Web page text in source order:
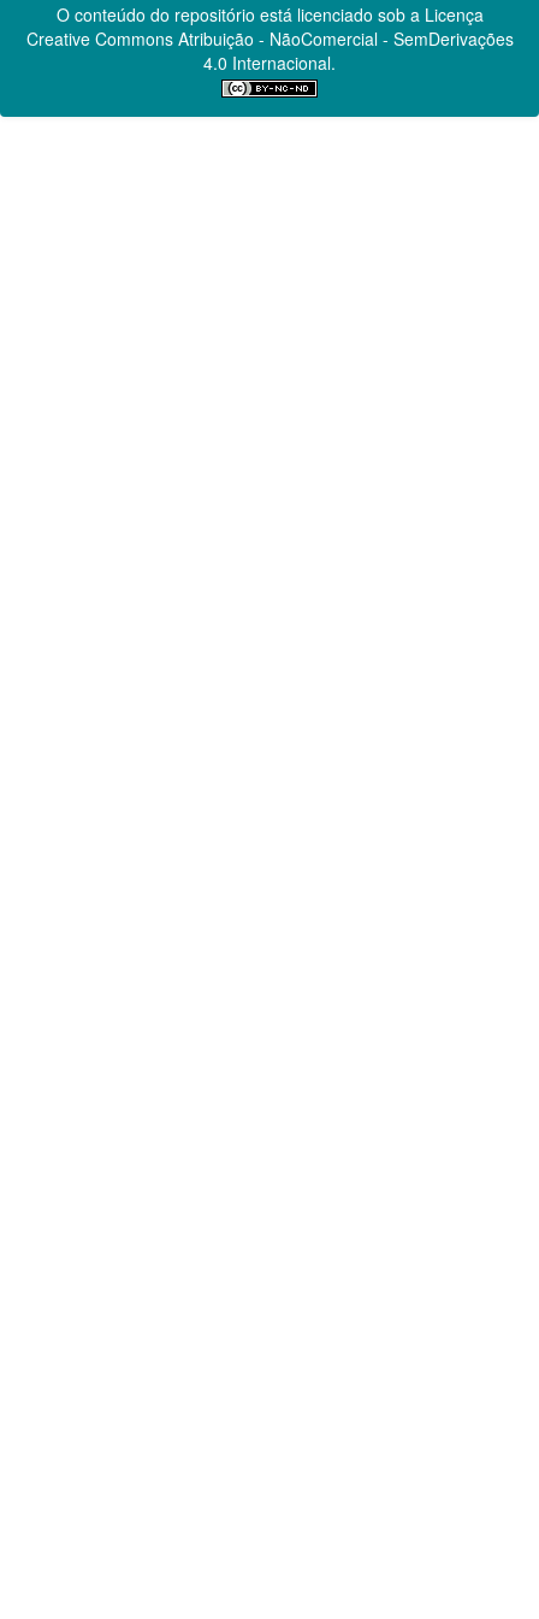
O conteúdo do repositório está licenciado sob a Licença
Creative CommonsAtribuição - NãoComercial - SemDerivações
4.0 Internacional.